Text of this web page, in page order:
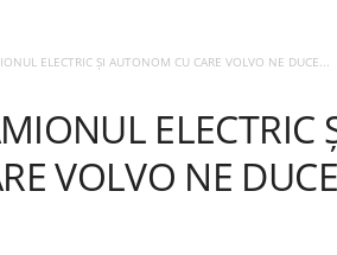
ELECTRIC ȘI AUTONOM CU CARE VOLVO NE DUCE...
ELECTRIC
VOLVO NE DUCE